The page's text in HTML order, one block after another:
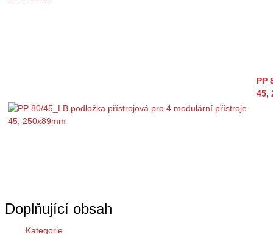
PP
45,
Doplňující obsah
Kategorie